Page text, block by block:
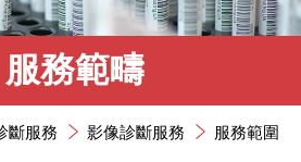
服務範疇
斷服務 影像診斷服務 服務範圍